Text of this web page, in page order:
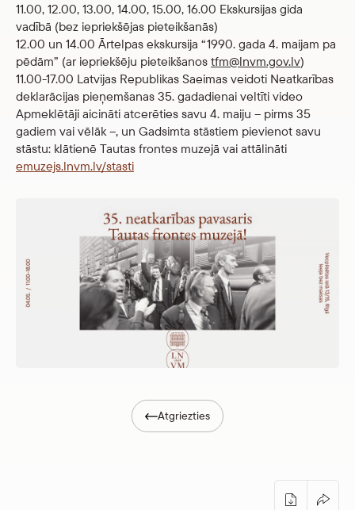
11.00, 12.00, 13.00, 14.00, 15.00, 16.00 Ekskursijas gida
vadībā (bez iepriekšējas pieteikšanās)
12.00 un 14.00 Ārtelpas ekskursija “1990. gada 4. maijam pa
pēdām” (ar iepriekšēju pieteikšanos tfm@lnvm.gov.lv)
11.00-17.00 Latvijas Republikas Saeimas veidoti Neatkarības
deklarācijas pieņemšanas 35. gadadienai veltīti video
Apmeklētāji aicināti atcerēties savu 4. maiju – pirms 35
gadiem vai vēlāk –, un Gadsimta stāstiem pievienot savu
stāstu: klātienē Tautas frontes muzejā vai attālināti
emuzejs.lnvm.lv/stasti
Atgriezties